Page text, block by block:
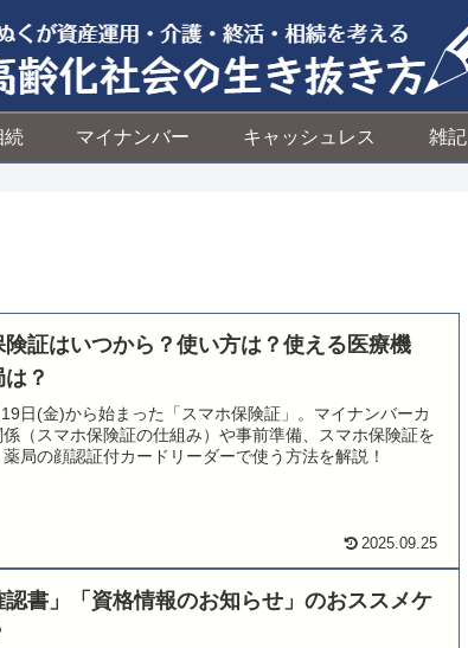
続 マイナンバー キャッシュレス 雑記
険証はいつから？使い方は？使える医療機
？
日(金)から始まった「スマホ保険証」。マイナンバーカ
（スマホ保険証の仕組み）や事前準備、スマホ保険証を
局の顔認証付カードリーダーで使う方法を解説！
2025.09.25
認書」「資格情報のお知らせ」のおススメケ